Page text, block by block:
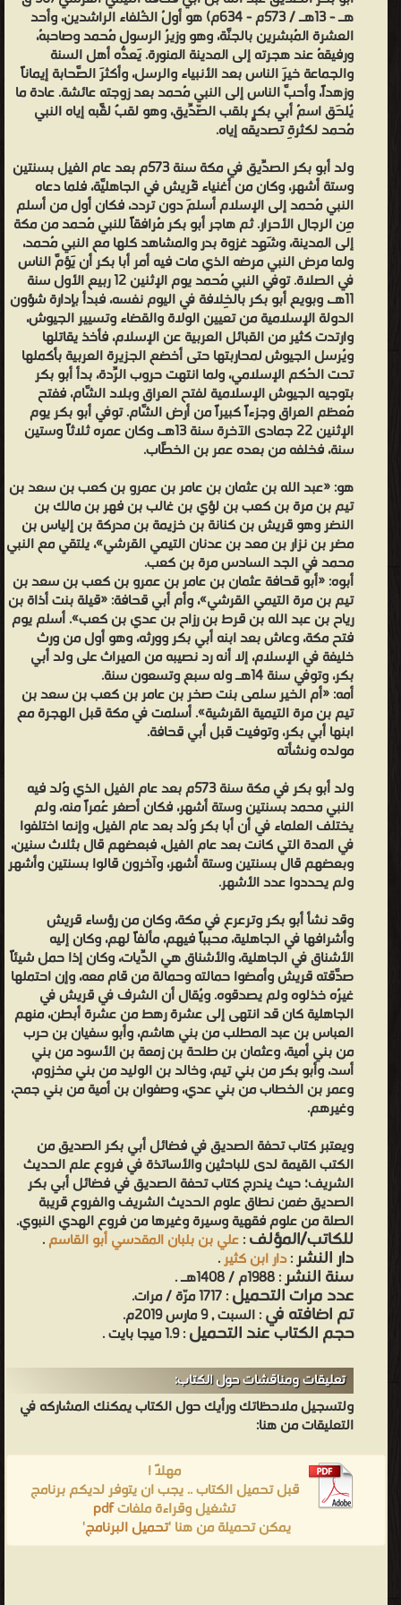
هـ - 13هـ / 573م - 634م) هو أولُ الخُلفاء الراشدين، وأحد
العشرة المُبشرين بالجنَّة، وهو وزيرُ الرسول مُحمد وصاحبهُ،
ورفيقهُ عند هجرته إلى المدينة المنورة. يَعدُّه أهل السنة
والجماعة خيرَ الناس بعد الأنبياء والرسل، وأكثرَ الصَّحابة إيماناً
وزهداً، وأحبَّ الناس إلى النبي مُحمد بعد زوجته عائشة. عادة ما
يُلحَق اسمُ أبي بكرٍ بلقب الصّدِّيق، وهو لقبٌ لقَّبه إياه النبي
مُحمد لكثرةِ تصديقه إياه.
ولد أبو بكر الصدِّيق في مكة سنة 573م بعد عام الفيل بسنتين
وستة أشهر، وكان من أغنياء قُريش في الجاهليَّة، فلما دعاه
النبي مُحمد إلى الإسلام أسلمَ دون تردد، فكان أول من أسلم
مِن الرجال الأحرار. ثم هاجر أبو بكر مُرافقاً للنبي مُحمد من مكة
إلى المدينة، وشَهِد غزوة بدر والمشاهد كلها مع النبي مُحمد،
ولما مرض النبي مرضه الذي مات فيه أمر أبا بكر أن يَؤمَّ الناس
في الصلاة. توفي النبي مُحمد يوم الإثنين 12 ربيع الأول سنة
11هـ، وبويع أبو بكر بالخِلافة في اليوم نفسه، فبدأ بإدارة شؤون
الدولة الإسلامية من تعيين الولاة والقضاء وتسيير الجيوش،
وارتدت كثير من القبائل العربية عن الإسلام، فأخذ يقاتلها
ويُرسل الجيوش لمحاربتها حتى أخضع الجزيرة العربية بأكملها
تحت الحُكم الإسلامي، ولما انتهت حروب الرِّدة، بدأ أبو بكر
بتوجيه الجيوش الإسلامية لفتح العراق وبلاد الشَّام، ففتح
مُعظم العراق وجزءاً كبيراً من أرض الشَّام. توفي أبو بكر يوم
الإثنين 22 جمادى الآخرة سنة 13هـ، وكان عمره ثلاثاً وستين
سنة، فخلفه من بعده عمر بن الخطَّاب.
هو: «عبد الله بن عثمان بن عامر بن عمرو بن كعب بن سعد بن
تيم بن مرة بن كعب بن لؤي بن غالب بن فهر بن مالك بن
النضر وهو قريش بن كنانة بن خزيمة بن مدركة بن إلياس بن
مضر بن نزار بن معد بن عدنان التيمي القرشي»، يلتقي مع النبي
محمد في الجد السادس مرة بن كعب.
أبوه: «أبو قحافة عثمان بن عامر بن عمرو بن كعب بن سعد بن
تيم بن مرة التيمي القرشي»، وأم أبي قحافة: «قيلة بنت أذاة بن
رياح بن عبد الله بن قرط بن رزاح بن عدي بن كعب». أسلم يوم
فتح مكة، وعاش بعد ابنه أبي بكر وورثه، وهو أول من ورث
خليفة في الإسلام، إلا أنه رد نصيبه من الميراث على ولد أبي
بكر، وتوفي سنة 14هـ وله سبع وتسعون سنة.
أمه: «أم الخير سلمى بنت صخر بن عامر بن كعب بن سعد بن
تيم بن مرة التيمية القرشية». أسلمت في مكة قبل الهجرة مع
ابنها أبي بكر، وتوفيت قبل أبي قحافة.
مولده ونشأته
ولد أبو بكر في مكة سنة 573م بعد عام الفيل الذي وُلد فيه
النبي محمد بسنتين وستة أشهر، فكان أصغر عُمراً منه، ولم
يختلف العلماء في أن أبا بكر وُلد بعد عام الفيل، وإنما اختلفوا
في المدة التي كانت بعد عام الفيل، فبعضهم قال بثلاث سنين،
وبعضهم قال بسنتين وستة أشهر، وآخرون قالوا بسنتين وأشهر
ولم يحددوا عدد الأشهر.
وقد نشأ أبو بكر وترعرع في مكة، وكان من رؤساء قريش
وأشرافها في الجاهلية، محبباً فيهم، مألفاً لهم، وكان إليه
الأشناق في الجاهلية، والأشناق هي الدِّيات، وكان إذا حمل شيئاً
صدَّقته قريش وأمضوا حمالته وحمالة من قام معه، وإن احتملها
غيرُه خذلوه ولم يصدقوه. ويُقال أن الشرف في قريش في
الجاهلية كان قد انتهى إلى عشرة رهط من عشرة أبطن، منهم
العباس بن عبد المطلب من بني هاشم، وأبو سفيان بن حرب
من بني أمية، وعثمان بن طلحة بن زمعة بن الأسود من بني
أسد، وأبو بكر من بني تيم، وخالد بن الوليد من بني مخزوم،
وعمر بن الخطاب من بني عدي، وصفوان بن أمية من بني جمح،
وغيرهم.
ويعتبر كتاب تحفة الصديق في فضائل أبي بكر الصديق من
الكتب القيمة لدى للباحثين والأساتذة في فروع علم الحديث
الشريف؛ حيث يندرج كتاب تحفة الصديق في فضائل أبي بكر
الصديق ضمن نطاق علوم الحديث الشريف والفروع قريبة
الصلة من علوم فقهية وسيرة وغيرها من فروع الهدي النبوي.
للكاتب/المؤلف:علي بن بلبان المقدسي أبو القاسم.
دار النشر:دار ابن كثير.
سنة النشر: 1988م / 1408هـ .
عدد مرات التحميل: 1717 مرّة / مرات.
تم اضافته في: السبت , 9 مارس 2019م.
حجم الكتاب عند التحميل: 1.9 ميجا بايت .
تعليقات ومناقشات حول الكتاب:
ولتسجيل ملاحظاتك ورأيك حول الكتاب يمكنك المشاركه في
التعليقات من هنا:
مهلاً !
قبل تحميل الكتاب .. يجب ان يتوفر لديكم برنامج
تشغيل وقراءة ملفاتpdf
يمكن تحميلة من هنا 'تحميل البرنامج'